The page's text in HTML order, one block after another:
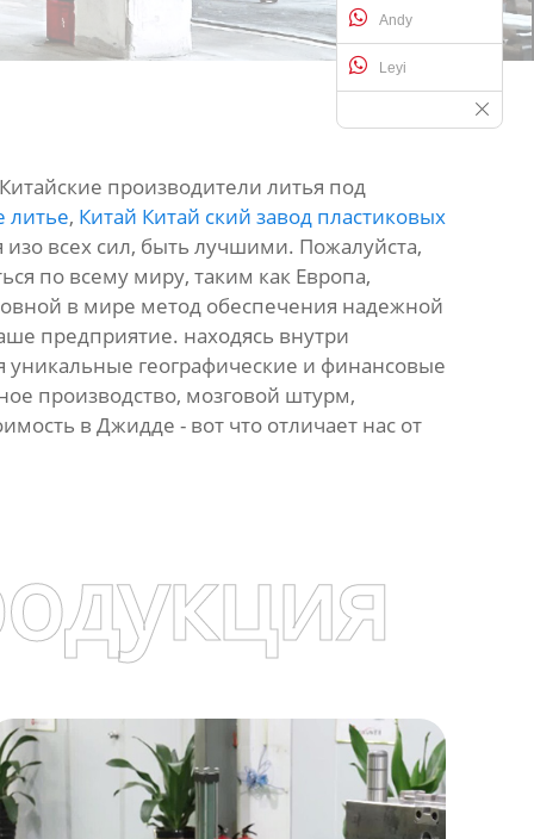
Andy
Leyi
производители литья под
литье, Китай Китай ский завод пластиковых
всех сил, быть лучшими. Пожалуйста,
по всему миру, таким как Европа,
в мире метод обеспечения надежной
предприятие. находясь внутри
географические и финансовые
производство, мозговой штурм,
в Джидде - вот что отличает нас от